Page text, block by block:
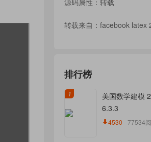
源码属性：转载
转载来自： facebook latex
排行榜
1
美国数学建模
6.3.3
4530 77534